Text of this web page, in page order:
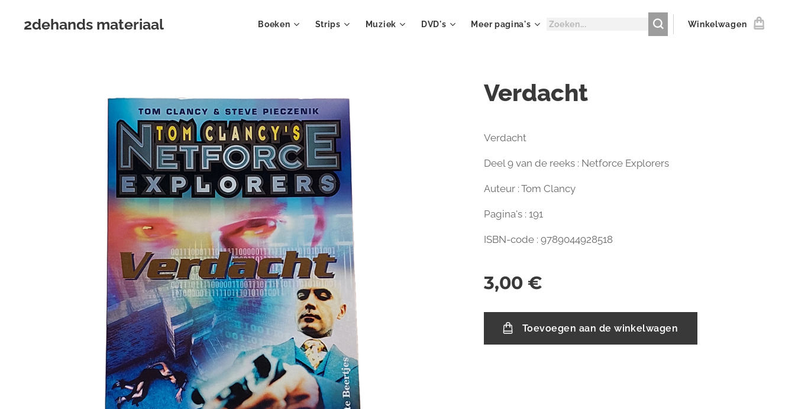
2dehands materiaal Boeken Strips Muziek DVD's Meer pagina's Winkelwagen
Verdacht
Verdacht
Deel 9 van de reeks : Netforce Explorers
Auteur : Tom Clancy
Pagina's : 191
ISBN-code : 9789044928518
3,00 €
Toevoegen aan de winkelwagen